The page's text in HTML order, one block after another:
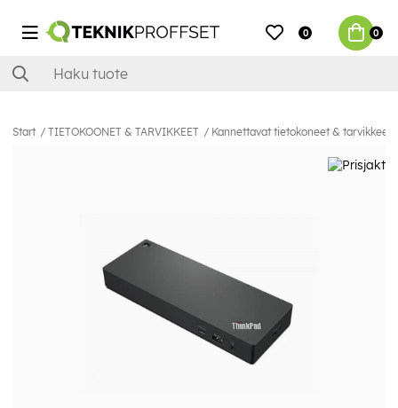
0 0
Start TIETOKOONET & TARVIKKEET Kannettavat tietokoneet & tarvikkeet